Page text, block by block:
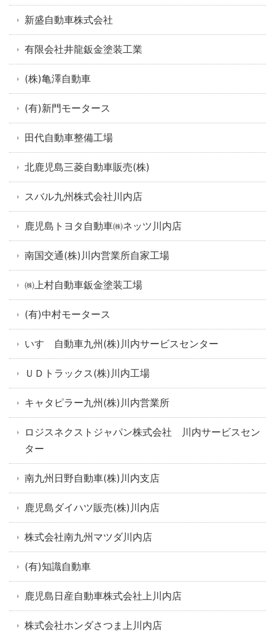
新盛自動車株式会社
有限会社井龍鈑金塗装工業
(株)亀澤自動車
(有)新門モータース
田代自動車整備工場
北鹿児島三菱自動車販売(株)
スバル九州株式会社川内店
鹿児島トヨタ自動車㈱ネッツ川内店
南国交通(株)川内営業所自家工場
㈱上村自動車鈑金塗装工場
(有)中村モータース
いすゞ自動車九州(株)川内サービスセンター
ＵＤトラックス(株)川内工場
キャタピラー九州(株)川内営業所
ロジスネクストジャパン株式会社 川内サービスセン
ター
南九州日野自動車(株)川内支店
鹿児島ダイハツ販売(株)川内店
株式会社南九州マツダ川内店
(有)知識自動車
鹿児島日産自動車株式会社上川内店
株式会社ホンダさつま上川内店